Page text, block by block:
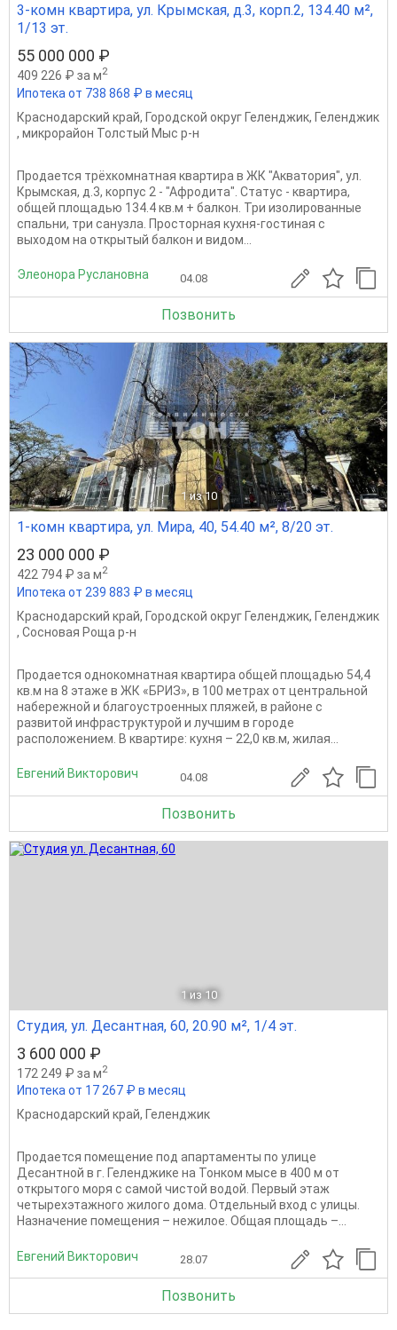
3-комн квартира, ул. Крымская, д.3, корп.2, 134.40 м²,
1/13 эт.
55 000 000 ₽
409 226 ₽ за м2
Ипотека от 738 868 ₽ в месяц
Краснодарский край, Городской округ Геленджик, Геленджик
, микрорайон Толстый Мыс р-н
Продается трёхкомнатная квартира в ЖК "Акватория", ул.
Крымская, д.3, корпус 2 - "Афродита". Статус - квартира,
общей площадью 134.4 кв.м + балкон. Три изолированные
спальни, три санузла. Просторная кухня-гостиная с
выходом на открытый балкон и видом...
Элеонора Руслановна 04.08
Позвонить
1 из 10
1-комн квартира, ул. Мира, 40, 54.40 м², 8/20 эт.
23 000 000 ₽
422 794 ₽ за м2
Ипотека от 239 883 ₽ в месяц
Краснодарский край, Городской округ Геленджик, Геленджик
, Сосновая Роща р-н
Продается однокомнатная квартира общей площадью 54,4
кв.м на 8 этаже в ЖК «БРИЗ», в 100 метрах от центральной
набережной и благоустроенных пляжей, в районе с
развитой инфраструктурой и лучшим в городе
расположением. В квартире: кухня – 22,0 кв.м, жилая...
Евгений Викторович 04.08
Позвонить
1 из 10
Студия, ул. Десантная, 60, 20.90 м², 1/4 эт.
3 600 000 ₽
172 249 ₽ за м2
Ипотека от 17 267 ₽ в месяц
Краснодарский край, Геленджик
Продается помещение под апартаменты по улице
Десантной в г. Геленджике на Тонком мысе в 400 м от
открытого моря с самой чистой водой. Первый этаж
четырехэтажного жилого дома. Отдельный вход с улицы.
Назначение помещения – нежилое. Общая площадь –...
Евгений Викторович 28.07
Позвонить